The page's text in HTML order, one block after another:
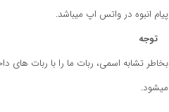
پیام انبوه در واتس اپ میباشد.
توجه
بخاطر تشابه اسمی، ربات ما را با ربات های
میشود.